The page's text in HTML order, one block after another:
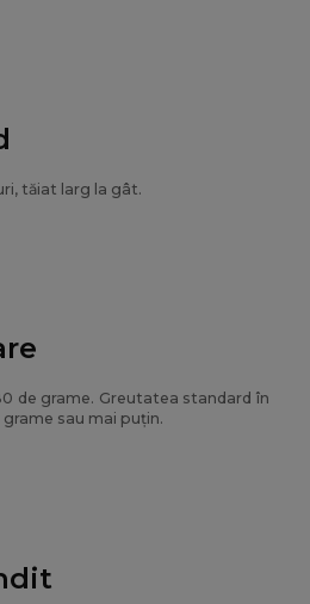
tăiat larg la gât.
de grame. Greutatea standard în
sau mai puțin.